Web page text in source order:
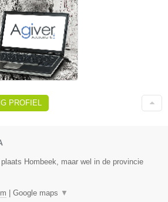
PROFIEL
Hombeek, maar wel in de provincie
| Google maps ▼